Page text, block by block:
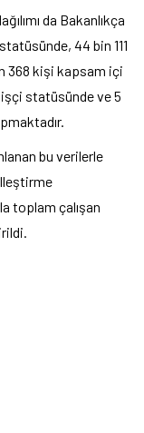
da Bakanlıkça
44 bin 111
368 kişi kapsam içi
statüsünde ve 5
bu verilerle
toplam çalışan